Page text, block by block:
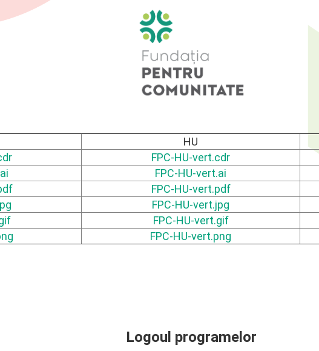
HU
FPC-HU-vert.cdr
FPC-HU-vert.ai
FPC-HU-vert.pdf
FPC-HU-vert.jpg
FPC-HU-vert.gif
FPC-HU-vert.png
Logoul programelor